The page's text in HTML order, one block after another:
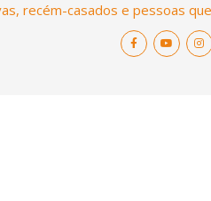
recém-casados e pessoas